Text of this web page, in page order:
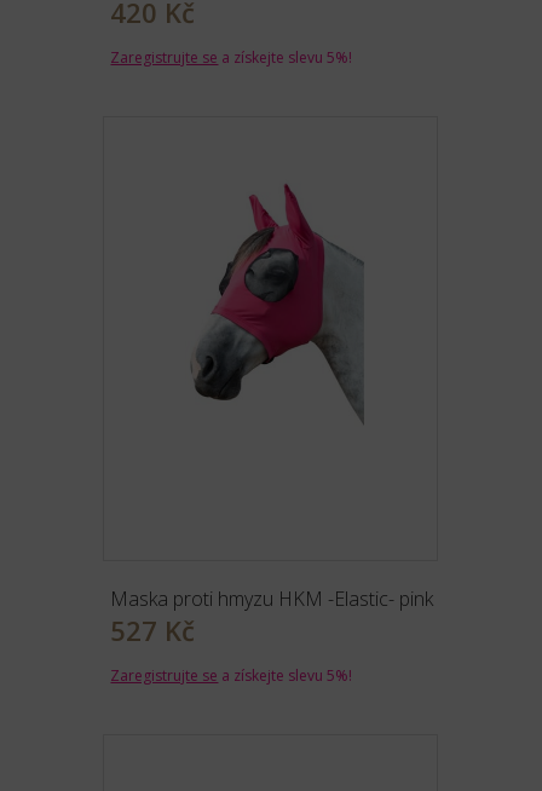
420 Kč
Zaregistrujte se a získejte slevu 5%!
Maska proti hmyzu HKM -Elastic- pink
527 Kč
Zaregistrujte se a získejte slevu 5%!